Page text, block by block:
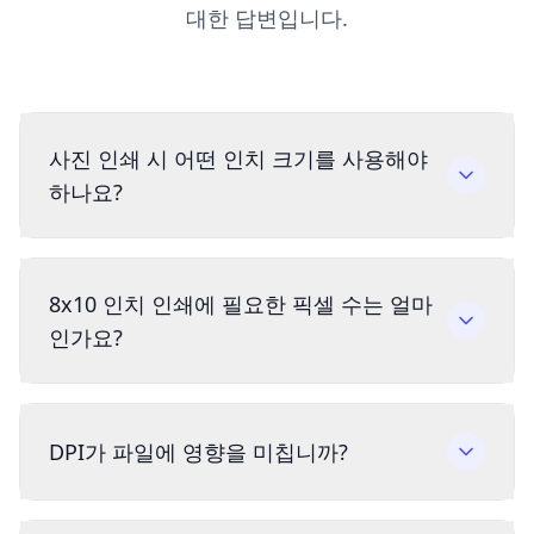
대한 답변입니다.
사진 인쇄 시 어떤 인치 크기를 사용해야
하나요?
8x10 인치 인쇄에 필요한 픽셀 수는 얼마
인가요?
DPI가 파일에 영향을 미칩니까?